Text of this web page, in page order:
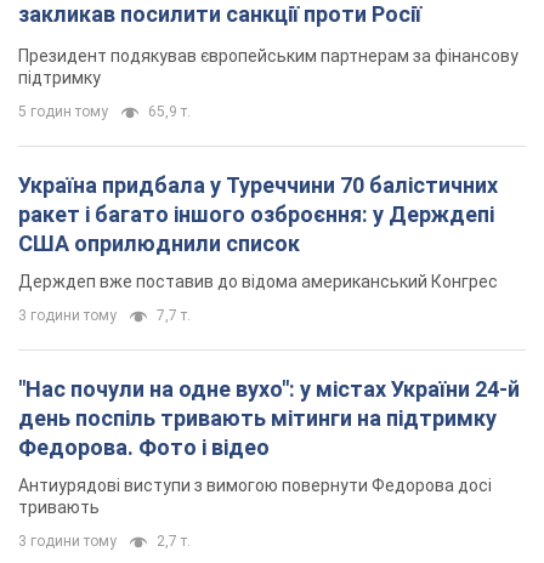
закликав посилити санкції проти Росії
Президент подякував європейським партнерам за фінансову
підтримку
5 годин тому 65,9 т.
Україна придбала у Туреччини 70 балістичних
ракет і багато іншого озброєння: у Держдепі
США оприлюднили список
Держдеп вже поставив до відома американський Конгрес
3 години тому 7,7 т.
"Нас почули на одне вухо": у містах України 24-й
день поспіль тривають мітинги на підтримку
Федорова. Фото і відео
Антиурядові виступи з вимогою повернути Федорова досі
тривають
3 години тому 2,7 т.